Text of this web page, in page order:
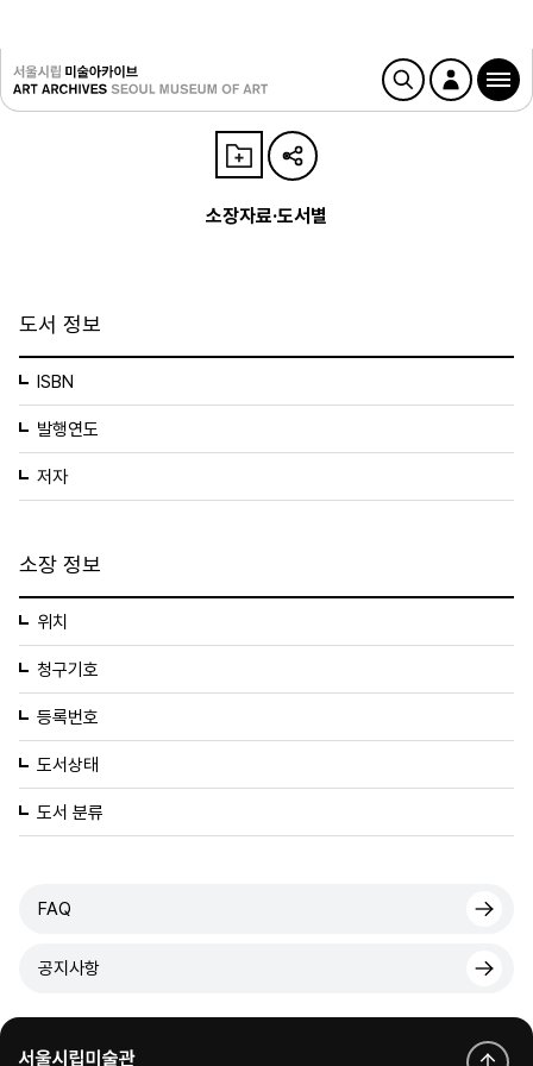
소장자료·도서별
도서 정보
ISBN
발행연도
저자
소장 정보
위치
청구기호
등록번호
도서상태
도서 분류
FAQ
공지사항